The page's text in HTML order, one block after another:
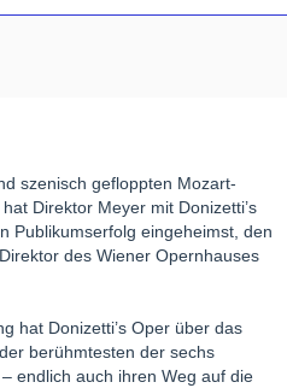
szenisch gefloppten Mozart-
Direktor Meyer mit Donizetti’s
Publikumserfolg eingeheimst, den
des Wiener Opernhauses
hat Donizetti’s Oper über das
berühmtesten der sechs
endlich auch ihren Weg auf die